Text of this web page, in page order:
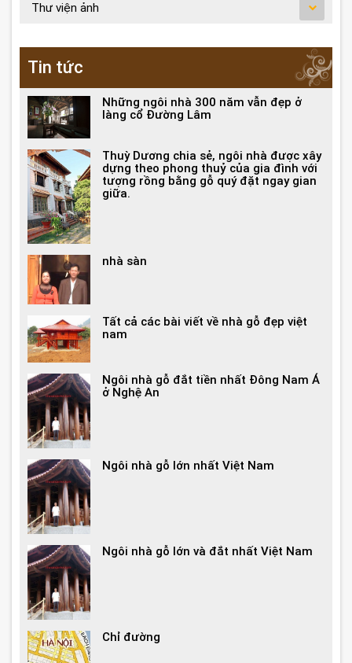
Thư viện ảnh
Tin tức
Những ngôi nhà 300 năm vẫn đẹp ở
làng cổ Đường Lâm
Thuỳ Dương chia sẻ, ngôi nhà được xây
dựng theo phong thuỷ của gia đình với
tượng rồng bằng gỗ quý đặt ngay gian
giữa.
nhà sàn
Tất cả các bài viết về nhà gỗ đẹp việt
nam
Ngôi nhà gỗ đắt tiền nhất Đông Nam Á
ở Nghệ An
Ngôi nhà gỗ lớn nhất Việt Nam
Ngôi nhà gỗ lớn và đắt nhất Việt Nam
Chỉ đường